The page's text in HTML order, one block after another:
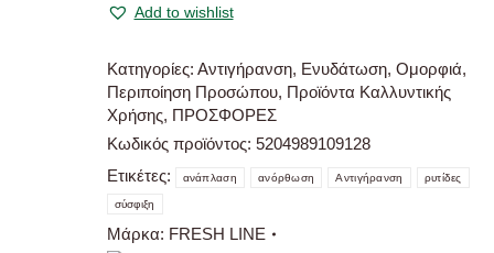
Orchidea
ποσότητα
Add to wishlist
Κατηγορίες: Αντιγήρανση, Ενυδάτωση, Ομορφιά,
Περιποίηση Προσώπου, Προϊόντα Καλλυντικής
Χρήσης, ΠΡΟΣΦΟΡΕΣ
Κωδικός προϊόντος: 5204989109128
Ετικέτες:
ανάπλαση ανόρθωση Αντιγήρανση ρυτίδες
σύσφιξη
Μάρκα: FRESH LINE